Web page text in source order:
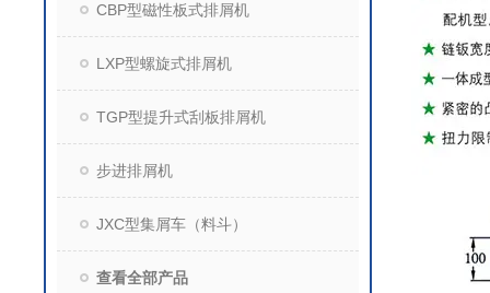
CBP型磁性板式排屑机
LXP型螺旋式排屑机
TGP型提升式刮板排屑机
步进排屑机
JXC型集屑车（料斗）
查看全部产品